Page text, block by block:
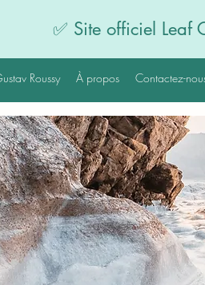
✅ Site officiel Leaf
Roussy À propos Contactez-